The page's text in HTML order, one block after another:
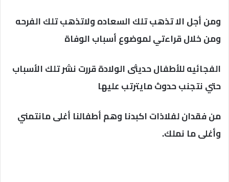
ومن أجل الا تذهب تلك السعاده ولاتذهب تلك الفرحه
ومن خلال قراءتي لموضوع أسباب الوفاة
الفجائيه للأطفال حديثى الولادة قررت نشر تلك الأسباب
حتي نتجنب حدوث مايترتب عليها
من فقدان لفلاذات اكبدنا وهم أطفالنا أغلى مانتمني
وأغلى ما نملك.